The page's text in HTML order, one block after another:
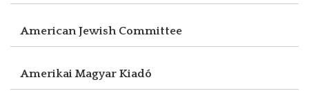
American Jewish Committee
Amerikai Magyar Kiadó